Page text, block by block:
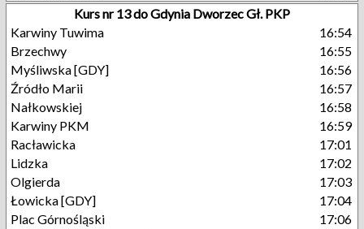
Kurs nr 13 do Gdynia Dworzec Gł. PKP
Karwiny Tuwima
16:54
Brzechwy
16:55
Myśliwska [GDY]
16:56
Źródło Marii
16:57
Nałkowskiej
16:58
Karwiny PKM
16:59
Racławicka
17:01
Lidzka
17:02
Olgierda
17:03
Łowicka [GDY]
17:04
Plac Górnośląski
17:06